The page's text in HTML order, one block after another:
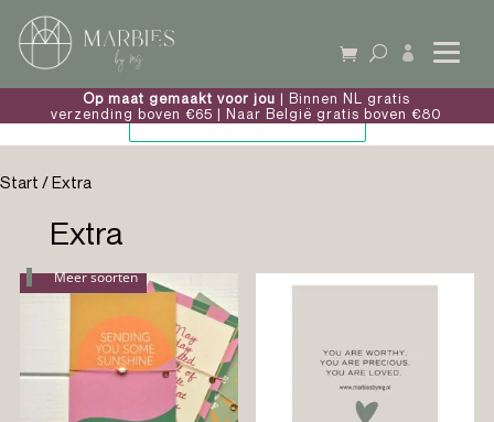

Op maat gemaakt voor jou | Binnen NL gratis
verzending boven €65 | Naar België gratis boven €80
Start / Extra
Extra
Meer soorten